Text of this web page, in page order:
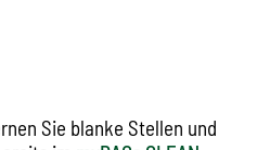
Sie blanke Stellen und